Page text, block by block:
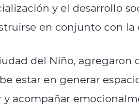
y el desarrollo
en conjunto con
del Niño, agregaron
estar en generar
acompañar